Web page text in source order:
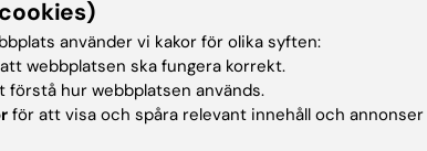
Psykologiska inriktningar, utvecklingspsykologi,
stress och hälsa. Betygsskala: VG/G/U.
avser en övning i samtalsmetodik samt en
och sorg. Betygsskala: G/U.
använder vi kakor för olika syften:
webbplatsen ska fungera korrekt.
förstå hur webbplatsen används.
för att visa och spåra relevant innehåll och